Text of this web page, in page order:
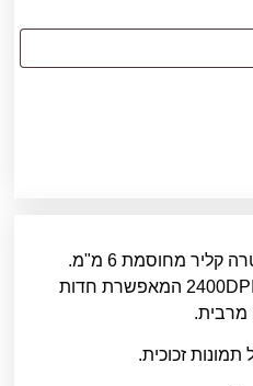
הדפסה על זכוכית אקסטרה קליר מחוסמת 6 מ"מ.
איכות הדפסה מגיעה עד 2400DPI המאפשרת חדות
מרבית.
תמונות זכוכית.